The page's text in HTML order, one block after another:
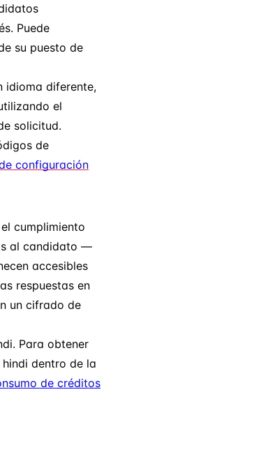
Puede
su puesto de
idioma diferente,
el
solicitud.
de
configuración
cumplimiento
al candidato —
accesibles
respuestas en
un cifrado de
Para obtener
dentro de la
de créditos